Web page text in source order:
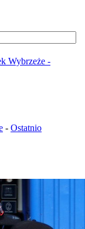
Wybrzeże -
- Ostatnio